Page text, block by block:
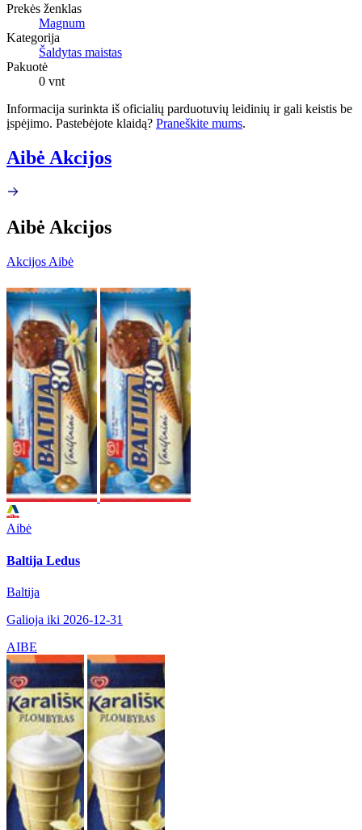
Prekės ženklas
Magnum
Kategorija
Šaldytas maistas
Pakuotė
0 vnt
Informacija surinkta iš oficialių parduotuvių leidinių ir gali keistis be
įspėjimo. Pastebėjote klaidą? Praneškite mums.
Aibė Akcijos
Aibė Akcijos
Akcijos Aibė
Aibė
Baltija Ledus
Baltija
Galioja iki 2026-12-31
AIBE